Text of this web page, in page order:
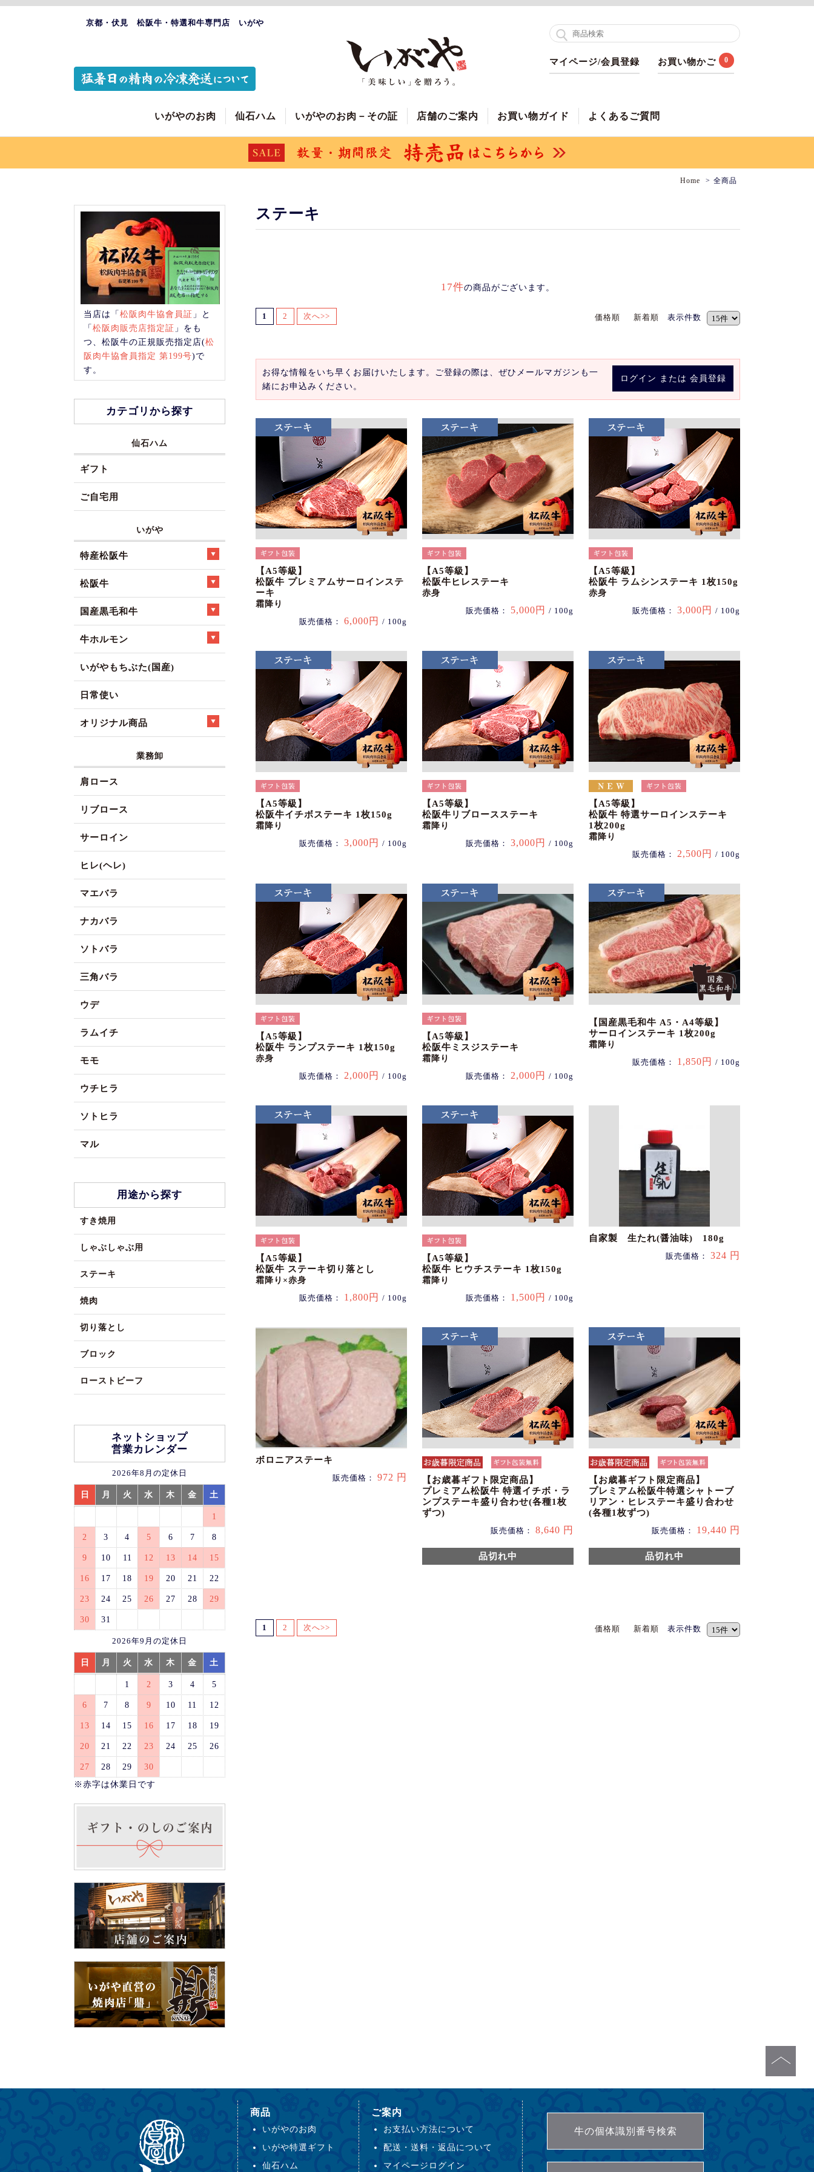
京都・伏見 松阪牛・特選和牛専門店 いがや
マイページ/会員登録 お買い物かご 0
いがやのお肉 仙石ハム いがやのお肉－その証 店舗のご案内 お買い物ガイド よくあるご質問
Home 全商品
ステーキ
17件の商品がございます。
価格順 新着順 表示件数
1 2 次へ>>
ログイン または 会員登録
お得な情報をいち早くお届けいたします。ご登録の際は、ぜひメールマガジンも一
緒にお申込みください。
【A5等級】
松阪牛 プレミアムサーロインステ
ーキ
霜降り
販売価格： 6,000円 / 100g
【A5等級】
松阪牛ヒレステーキ
赤身
販売価格： 5,000円 / 100g
【A5等級】
松阪牛 ラムシンステーキ 1枚150g
赤身
販売価格： 3,000円 / 100g
【A5等級】
松阪牛イチボステーキ 1枚150g
霜降り
販売価格： 3,000円 / 100g
【A5等級】
松阪牛リブロースステーキ
霜降り
販売価格： 3,000円 / 100g
【A5等級】
松阪牛 特選サーロインステーキ
1枚200g
霜降り
販売価格： 2,500円 / 100g
【A5等級】
松阪牛 ランプステーキ 1枚150g
赤身
販売価格： 2,000円 / 100g
【A5等級】
松阪牛ミスジステーキ
霜降り
販売価格： 2,000円 / 100g
【国産黒毛和牛 A5・A4等級】
サーロインステーキ 1枚200g
霜降り
販売価格： 1,850円 / 100g
【A5等級】
松阪牛 ステーキ切り落とし
霜降り×赤身
販売価格： 1,800円 / 100g
【A5等級】
松阪牛 ヒウチステーキ 1枚150g
霜降り
販売価格： 1,500円 / 100g
自家製 生たれ(醤油味) 180g
販売価格： 324 円
ボロニアステーキ
販売価格： 972 円
【お歳暮ギフト限定商品】
プレミアム松阪牛 特選イチボ・ラ
ンプステーキ盛り合わせ(各種1枚
ずつ)
販売価格： 8,640 円
品切れ中
【お歳暮ギフト限定商品】
プレミアム松阪牛特選シャトーブ
リアン・ヒレステーキ盛り合わせ
(各種1枚ずつ)
販売価格： 19,440 円
品切れ中
価格順 新着順 表示件数
1 2 次へ>>
当店は「松阪肉牛協會員証 」と
「松阪肉販売店指定証 」をも
つ、松阪牛の正規販売指定店(松
阪肉牛協會員指定 第199号)で
す。
カテゴリから探す
仙石ハム
ギフト
ご自宅用
いがや
特産松阪牛
松阪牛
国産黒毛和牛
牛ホルモン
いがやもちぶた(国産)
日常使い
オリジナル商品
業務卸
肩ロース
リブロース
サーロイン
ヒレ(ヘレ)
マエバラ
ナカバラ
ソトバラ
三角バラ
ウデ
ラムイチ
モモ
ウチヒラ
ソトヒラ
マル
用途から探す
すき焼用
しゃぶしゃぶ用
ステーキ
焼肉
切り落とし
ブロック
ローストビーフ
ネットショップ
営業カレンダー
2026年8月の定休日
日 月 火 水 木 金 土
1
2 3 4 5 6 7 8
9 10 11 12 13 14 15
16 17 18 19 20 21 22
23 24 25 26 27 28 29
30 31
2026年9月の定休日
日 月 火 水 木 金 土
1 2 3 4 5
6 7 8 9 10 11 12
13 14 15 16 17 18 19
20 21 22 23 24 25 26
27 28 29
30
※赤字は休業日です
商品
いがやのお肉
いがや特選ギフト
仙石ハム
ご案内
お支払い方法について
配送・送料・返品について
マイページログイン
牛の個体識別番号検索